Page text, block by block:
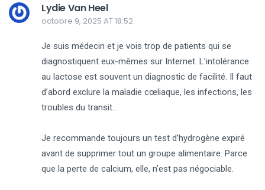
Lydie Van Heel
octobre 9, 2025 AT 18:52
Je suis médecin et je vois trop de patients qui se
diagnostiquent eux-mêmes sur Internet. L’intolérance
au lactose est souvent un diagnostic de facilité. Il faut
d’abord exclure la maladie cœliaque, les infections, les
troubles du transit…
Je recommande toujours un test d’hydrogène expiré
avant de supprimer tout un groupe alimentaire. Parce
que la perte de calcium, elle, n’est pas négociable.